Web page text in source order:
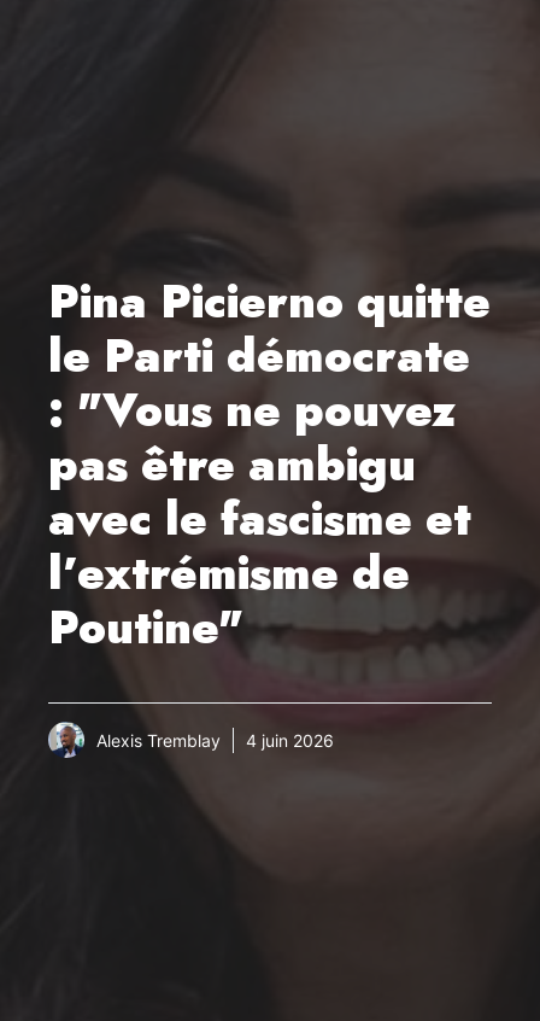
Pina Picierno quitte
le Parti démocrate
: "Vous ne pouvez
pas être ambigu
avec le fascisme et
l’extrémisme de
Poutine"
Alexis Tremblay 4 juin 2026